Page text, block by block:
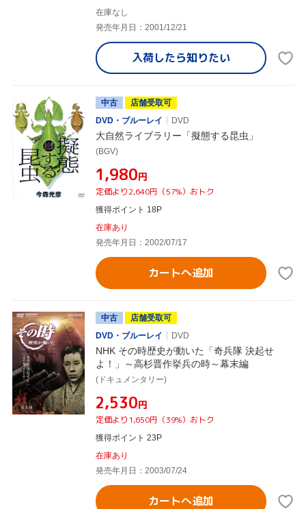
在庫なし
発売年月日：2001/12/21
入荷したら知りたい
中古
店舗受取可
DVD・ブルーレイ
DVD
大自然ライブラリー「擬態する昆虫」
(BGV)
¥1,980円
定価より2,640円（57%）おトク
獲得ポイント 18P
在庫あり
発売年月日：2002/07/17
カートへ追加
中古
店舗受取可
DVD・ブルーレイ
DVD
NHK その時歴史が動いた「奇兵隊 決起せ
よ！」～高杉晋作挙兵の時～幕末編
(ドキュメンタリー)
¥2,530円
定価より1,650円（39%）おトク
獲得ポイント 23P
在庫あり
発売年月日：2003/07/24
カートへ追加